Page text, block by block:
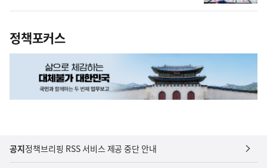
정책포커스
공지정책브리핑 RSS 서비스 제공 중단 안내